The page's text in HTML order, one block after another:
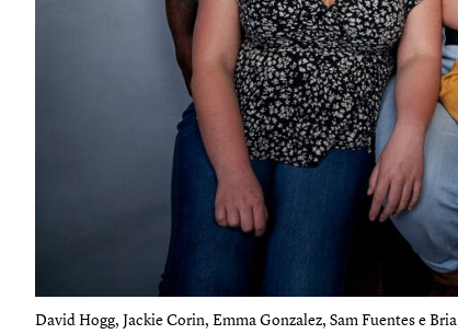
David Hogg, Jackie Corin, Emma Gonzalez, Sam Fuentes e